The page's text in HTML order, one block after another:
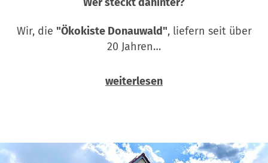
Wir, die "Ökokiste Donauwald", liefern seit über
20 Jahren…
weiterlesen